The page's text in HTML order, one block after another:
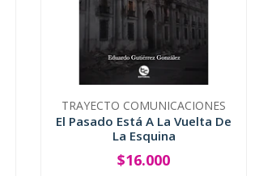
TRAYECTO COMUNICACIONES
El Pasado Está A La Vuelta De
La Esquina
+
$16.000